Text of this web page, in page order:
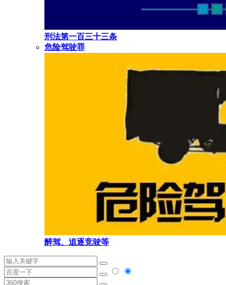
刑法第一百三十三条
危险驾驶罪
醉驾、追逐竞驶等